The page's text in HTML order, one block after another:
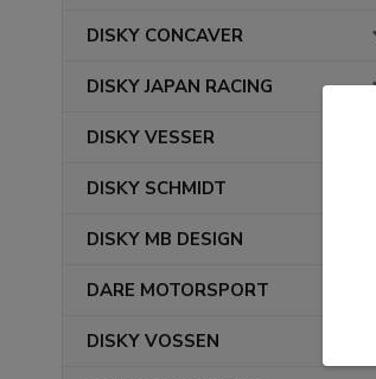
DISKY CONCAVER
DISKY JAPAN RACING
DISKY VESSER
DISKY SCHMIDT
DISKY MB DESIGN
DARE MOTORSPORT
DISKY VOSSEN